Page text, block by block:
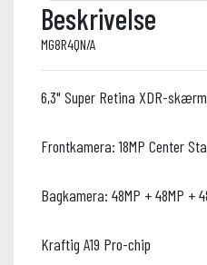
Beskrivelse
MG8R4QN/A
6,3" Super Retina XDR-skærm
Frontkamera: 18MP Center
Bagkamera: 48MP + 48MP +
Kraftig A19 Pro-chip